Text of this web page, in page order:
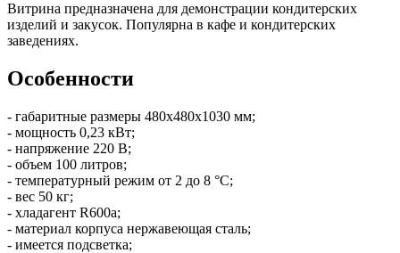
Витрина предназначена для демонстрации кондитерских
изделий и закусок. Популярна в кафе и кондитерских
заведениях.
Особенности
- габаритные размеры 480x480x1030 мм;
- мощность 0,23 кВт;
- напряжение 220 В;
- объем 100 литров;
- температурный режим от 2 до 8 °С;
- вес 50 кг;
- хладагент R600a;
- материал корпуса нержавеющая сталь;
- имеется подсветка;